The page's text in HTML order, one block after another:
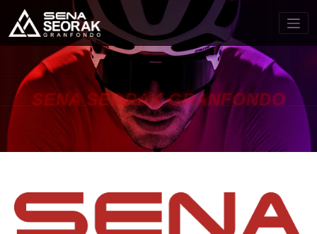
SENA SEORAK GRANFONDO